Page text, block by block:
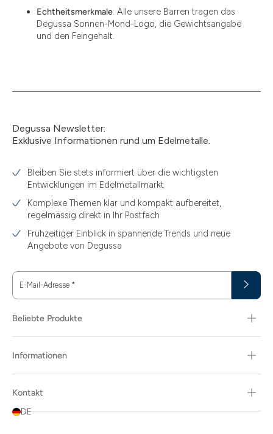
Echtheitsmerkmale: Alle unsere Barren tragen das
Degussa Sonnen-Mond-Logo, die Gewichtsangabe
und den Feingehalt.
Degussa Newsletter:
Exklusive Informationen rund um Edelmetalle.
Bleiben Sie stets informiert über die wichtigsten
Entwicklungen im Edelmetallmarkt
Komplexe Themen klar und kompakt aufbereitet,
regelmässig direkt in Ihr Postfach
Frühzeitiger Einblick in spannende Trends und neue
Angebote von Degussa
E-Mail-Adresse *
Beliebte Produkte
Informationen
Kontakt
DE